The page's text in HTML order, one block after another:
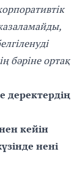
бәріне ортақ
деректердің
кейін
нені